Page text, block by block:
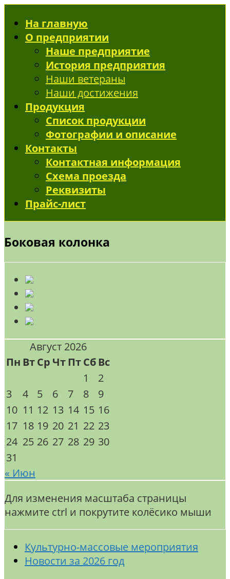
На главную
О предприятии
Наше предприятие
История предприятия
Наши ветераны
Наши достижения
Продукция
Список продукции
Фотографии и описание
Контакты
Контактная информация
Схема проезда
Реквизиты
Прайс-лист
Боковая колонка
Август 2026
Пн ВтСр ЧтПтСбВс
1
2
3
4 5 6 7 8
9
10 11 12 13 14 15 16
17 18 19 20 21 22 23
24 25 26 27 28 29 30
31
« Июн
Для изменения масштаба страницы
нажмите ctrl и покрутите колёсико мыши
Культурно-массовые мероприятия
Новости за 2026 год